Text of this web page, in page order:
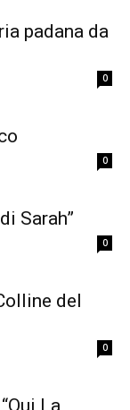
padana da
0
0
Sarah”
0
del
0